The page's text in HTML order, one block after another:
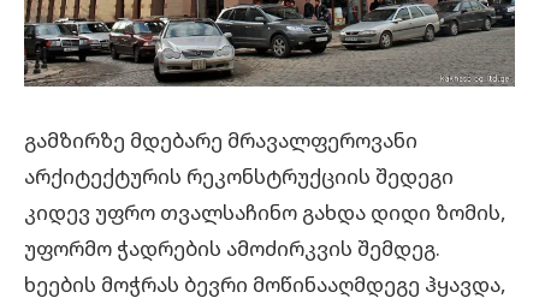
გამზირზე მდებარე მრავალფეროვანი
არქიტექტურის რეკონსტრუქციის შედეგი
კიდევ უფრო თვალსაჩინო გახდა დიდი ზომის,
უფორმო ჭადრების ამოძირკვის შემდეგ.
ხეების მოჭრას ბევრი მოწინააღმდეგე ჰყავდა,